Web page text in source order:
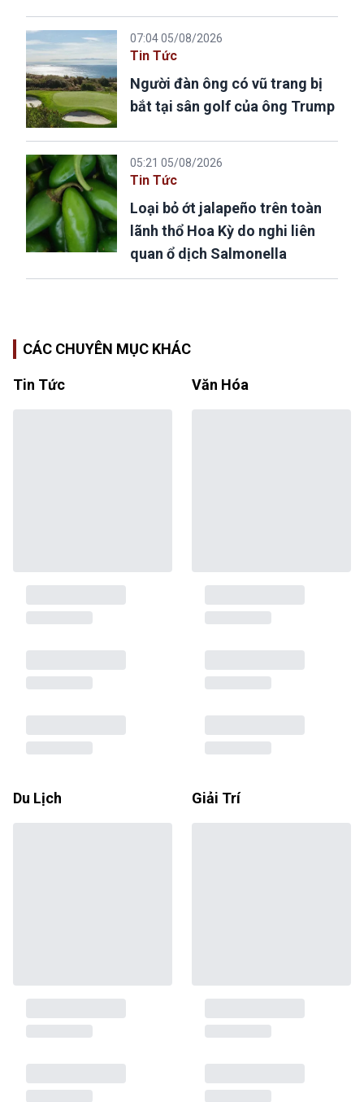
07:04 05/08/2026
Tin Tức
Người đàn ông có vũ trang bị
bắt tại sân golf của ông Trump
05:21 05/08/2026
Tin Tức
Loại bỏ ớt jalapeño trên toàn
lãnh thổ Hoa Kỳ do nghi liên
quan ổ dịch Salmonella
CÁC CHUYÊN MỤC KHÁC
Tin Tức Văn Hóa
Du Lịch Giải Trí